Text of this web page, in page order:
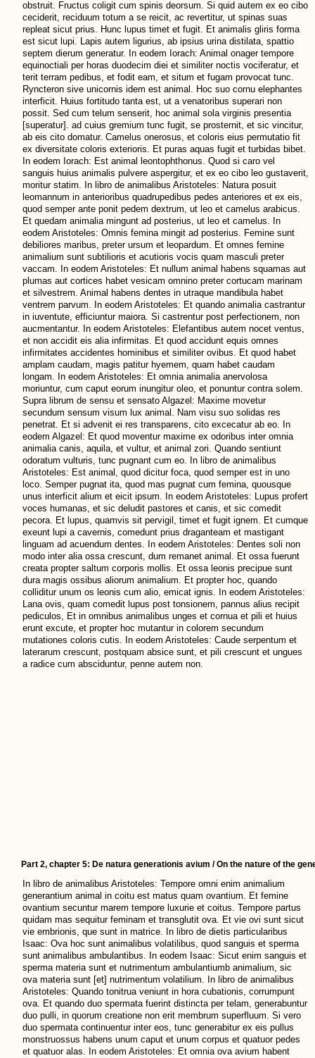
obstruit. Fructus coligit cum spinis deorsum. Si quid autem ex eo cibo
ceciderit, reciduum totum a se reicit, ac revertitur, ut spinas suas
repleat sicut prius. Hunc lupus timet et fugit. Et animalis gliris forma
est sicut lupi. Lapis autem ligurius, ab ipsius urina distilata, spattio
septem dierum generatur. In eodem Iorach: Animal onager tempore
equinoctiali per horas duodecim diei et similiter noctis vociferatur, et
terit terram pedibus, et fodit eam, et situm et fugam provocat tunc.
Ryncteron sive unicornis idem est animal. Hoc suo cornu elephantes
interficit. Huius fortitudo tanta est, ut a venatoribus superari non
possit. Sed cum telum senserit, hoc animal sola virginis presentia
[superatur]. ad cuius gremium tunc fugit, se prosternit, et sic vincitur,
ab eis cito domatur. Camelus onerosus, et coloris eius permutatio fit
ex diversitate coloris exterioris. Et puras aquas fugit et turbidas bibet.
In eodem Iorach: Est animal leontophthonus. Quod si caro vel
sanguis huius animalis pulvere aspergitur, et ex eo cibo leo gustaverit,
moritur statim. In libro de animalibus Aristoteles: Natura posuit
leomannum in anterioribus quadrupedibus pedes anteriores et ex eis,
quod semper ante ponit pedem dextrum, ut leo et camelus arabicus.
Et quedam animalia mingunt ad posterius, ut leo et camelus. In
eodem Aristoteles: Omnis femina mingit ad posterius. Femine sunt
debiliores maribus, preter ursum et leopardum. Et omnes femine
animalium sunt subtilioris et acutioris vocis quam masculi preter
vaccam. In eodem Aristoteles: Et nullum animal habens squamas aut
plumas aut cortices habet vesicam omnino preter cortucam marinam
et silvestrem. Animal habens dentes in utraque mandibula habet
ventrem parvum. In eodem Aristoteles: Et quando animalia castrantur
in iuventute, efficiuntur maiora. Si castrentur post perfectionem, non
aucmentantur. In eodem Aristoteles: Elefantibus autem nocet ventus,
et non accidit eis alia infirmitas. Et quod accidunt equis omnes
infirmitates accidentes hominibus et similiter ovibus. Et quod habet
amplam caudam, magis patitur hyemem, quam habet caudam
longam. In eodem Aristoteles: Et omnia animalia anervolosa
moriuntur, cum caput eorum inungitur oleo, et ponuntur contra solem.
Supra librum de sensu et sensato Algazel: Maxime movetur
secundum sensum visum lux animal. Nam visu suo solidas res
penetrat. Et si advenit ei res transparens, cito excecatur ab eo. In
eodem Algazel: Et quod moventur maxime ex odoribus inter omnia
animalia canis, aquila, et vultur, et animal zori. Quando sentiunt
odoratum vulturis, tunc pugnant cum eo. In libro de animalibus
Aristoteles: Est animal, quod dicitur foca, quod semper est in uno
loco. Semper pugnat ita, quod mas pugnat cum femina, quousque
unus interficit alium et eicit ipsum. In eodem Aristoteles: Lupus profert
voces humanas, et sic deludit pastores et canis, et sic comedit
pecora. Et lupus, quamvis sit pervigil, timet et fugit ignem. Et cumque
exeunt lupi a cavernis, comedunt prius draganteam et mastigant
linguam ad acuendum dentes. In eodem Aristoteles: Dentes soli non
modo inter alia ossa crescunt, dum remanet animal. Et ossa fuerunt
creata propter saltum corporis mollis. Et ossa leonis precipue sunt
dura magis ossibus aliorum animalium. Et propter hoc, quando
colliditur unum os leonis cum alio, emicat ignis. In eodem Aristoteles:
Lana ovis, quam comedit lupus post tonsionem, pannus alius recipit
pediculos, Et in omnibus animalibus unges et cornua et pili et huius
erunt excute, et propter hoc mutantur in colorem secundum
mutationes coloris cutis. In eodem Aristoteles: Caude serpentum et
laterarum crescunt, postquam absice sunt, et pili crescunt et ungues
a radice cum absciduntur, penne autem non.
Part 2, chapter 5: De natura generationis avium / On the nature of the
In libro de animalibus Aristoteles: Tempore omni enim animalium
generantium animal in coitu est matus quam ovantium. Et femine
ovantium secuntur marem tempore luxurie et coitus. Tempore partus
quidam mas sequitur feminam et transglutit ova. Et vie ovi sunt sicut
vie embrionis, que sunt in matrice. In libro de dietis particularibus
Isaac: Ova hoc sunt animalibus volatilibus, quod sanguis et sperma
sunt animalibus ambulantibus. In eodem Isaac: Sicut enim sanguis et
sperma materia sunt et nutrimentum ambulantiumb animalium, sic
ova materia sunt [et] nutrimentum volatilium. In libro de animalibus
Aristoteles: Quando tonitrua veniunt in hora cubationis, corrumpunt
ova. Et quando duo spermata fuerint distincta per telam, generabuntur
duo pulli, in quorum creatione non erit membrum superfluum. Si vero
duo spermata continuentur inter eos, tunc generabitur ex eis pullus
monstruossus habens unum caput et unum corpus et quatuor pedes
et quatuor alas. In eodem Aristoteles: Et omnia ova avium habent